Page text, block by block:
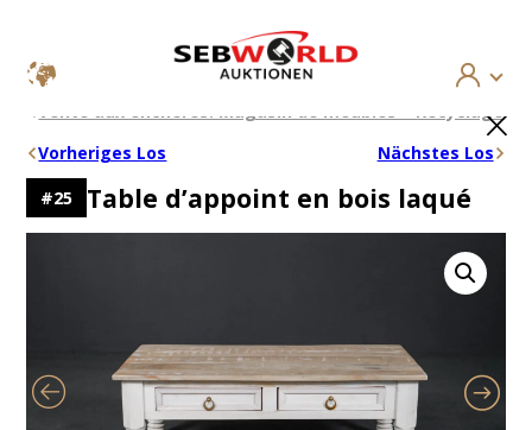
Aller
contenu
Vente aux enchères: Magasin de meubles – Recyclage
Vorheriges Los
Nächstes Los
#25 Table d’appoint en bois laqué
×